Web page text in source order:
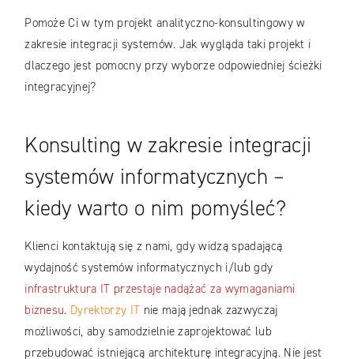
Pomoże Ci w tym projekt analityczno-konsultingowy w
zakresie integracji systemów. Jak wygląda taki projekt i
dlaczego jest pomocny przy wyborze odpowiedniej ścieżki
integracyjnej?
Konsulting w zakresie integracji
systemów informatycznych –
kiedy warto o nim pomyśleć?
Klienci kontaktują się z nami, gdy widzą spadającą
wydajność systemów informatycznych i/lub gdy
infrastruktura IT przestaje nadążać za wymaganiami
biznesu. Dyrektorzy IT nie mają jednak zazwyczaj
możliwości, aby samodzielnie zaprojektować lub
przebudować istniejącą architekturę integracyjną. Nie jest